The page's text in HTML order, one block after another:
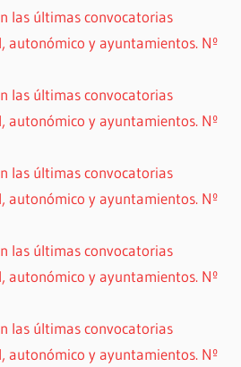
las últimas convocatorias
autonómico y ayuntamientos. Nº
las últimas convocatorias
autonómico y ayuntamientos. Nº
las últimas convocatorias
autonómico y ayuntamientos. Nº
las últimas convocatorias
autonómico y ayuntamientos. Nº
las últimas convocatorias
autonómico y ayuntamientos. Nº